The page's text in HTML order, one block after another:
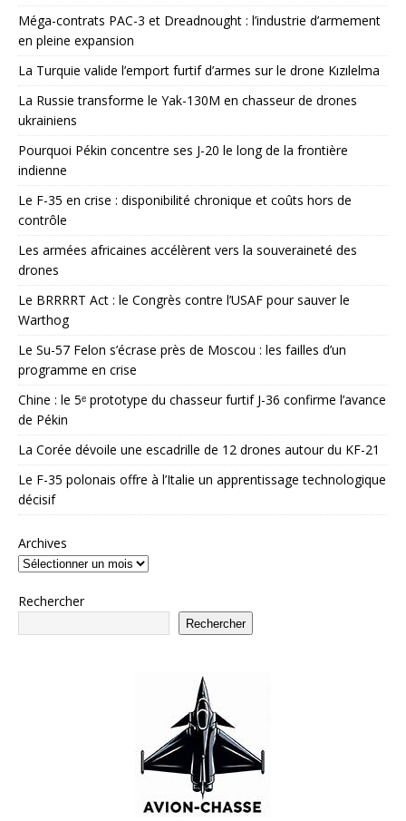
Méga-contrats PAC-3 et Dreadnought : l’industrie d’armement
en pleine expansion
La Turquie valide l’emport furtif d’armes sur le drone Kızılelma
La Russie transforme le Yak-130M en chasseur de drones
ukrainiens
Pourquoi Pékin concentre ses J-20 le long de la frontière
indienne
Le F-35 en crise : disponibilité chronique et coûts hors de
contrôle
Les armées africaines accélèrent vers la souveraineté des
drones
Le BRRRRT Act : le Congrès contre l’USAF pour sauver le
Warthog
Le Su-57 Felon s’écrase près de Moscou : les failles d’un
programme en crise
Chine : le 5ᵉ prototype du chasseur furtif J-36 confirme l’avance
de Pékin
La Corée dévoile une escadrille de 12 drones autour du KF-21
Le F-35 polonais offre à l’Italie un apprentissage technologique
décisif
Archives
Rechercher
Rechercher